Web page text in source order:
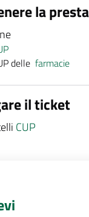
la
dellefarmacie
il ticket
CUP